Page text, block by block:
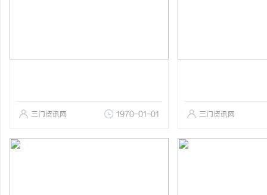
三门资讯网 1970-01-01 三门资讯网